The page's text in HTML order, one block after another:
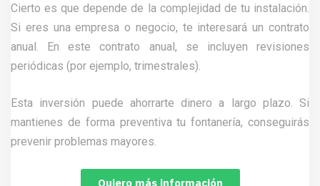
Cierto es que depende de la complejidad de tu instalación.
Si eres una empresa o negocio, te interesará un contrato
anual. En este contrato anual, se incluyen revisiones
periódicas (por ejemplo, trimestrales).
Esta inversión puede ahorrarte dinero a largo plazo. Si
mantienes de forma preventiva tu fontanería, conseguirás
prevenir problemas mayores.
Quiero más información